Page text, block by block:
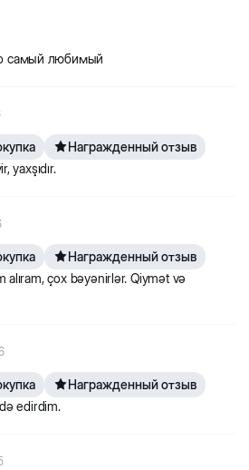
самый любимый
Награжденный отзыв
yaxşıdır.
Награжденный отзыв
alıram, çox bəyənirlər. Qiymət və
Награжденный отзыв
edirdim.